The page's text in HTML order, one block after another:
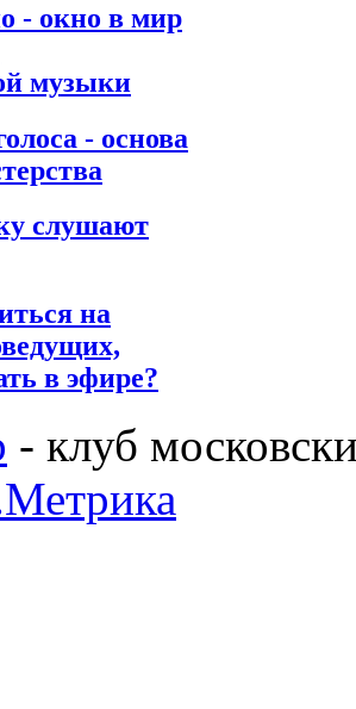
- окно в мир
музыки
- основа
слушают
на
в эфире?
- клуб